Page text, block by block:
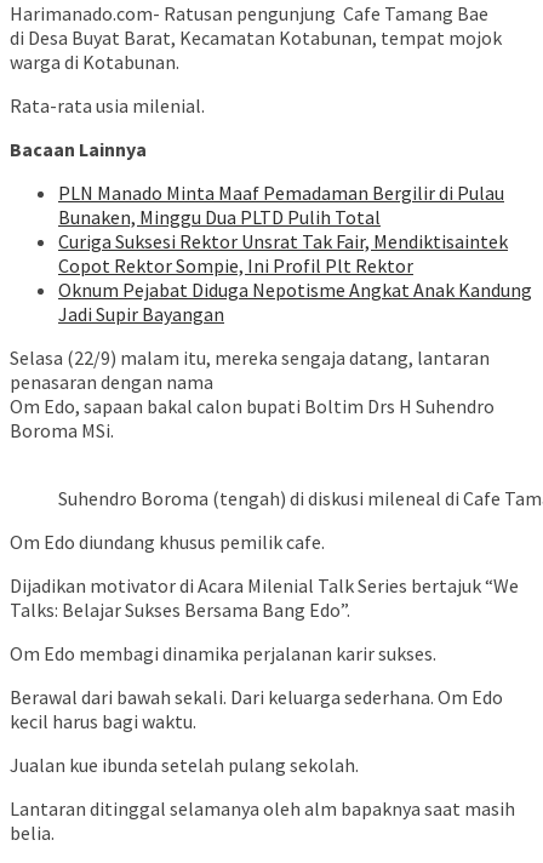
Harimanado.com- Ratusan pengunjung Cafe Tamang Bae
di Desa Buyat Barat, Kecamatan Kotabunan, tempat mojok
warga di Kotabunan.
Rata-rata usia milenial.
Bacaan Lainnya
PLN Manado Minta Maaf Pemadaman Bergilir di Pulau
Bunaken, Minggu Dua PLTD Pulih Total
Curiga Suksesi Rektor Unsrat Tak Fair, Mendiktisaintek
Copot Rektor Sompie, Ini Profil Plt Rektor
Oknum Pejabat Diduga Nepotisme Angkat Anak Kandung
Jadi Supir Bayangan
Selasa (22/9) malam itu, mereka sengaja datang, lantaran
penasaran dengan nama
Om Edo, sapaan bakal calon bupati Boltim Drs H Suhendro
Boroma MSi.
Suhendro Boroma (tengah) di diskusi mileneal di Cafe
Om Edo diundang khusus pemilik cafe.
Dijadikan motivator di Acara Milenial Talk Series bertajuk “We
Talks: Belajar Sukses Bersama Bang Edo”.
Om Edo membagi dinamika perjalanan karir sukses.
Berawal dari bawah sekali. Dari keluarga sederhana. Om Edo
kecil harus bagi waktu.
Jualan kue ibunda setelah pulang sekolah.
Lantaran ditinggal selamanya oleh alm bapaknya saat masih
belia.